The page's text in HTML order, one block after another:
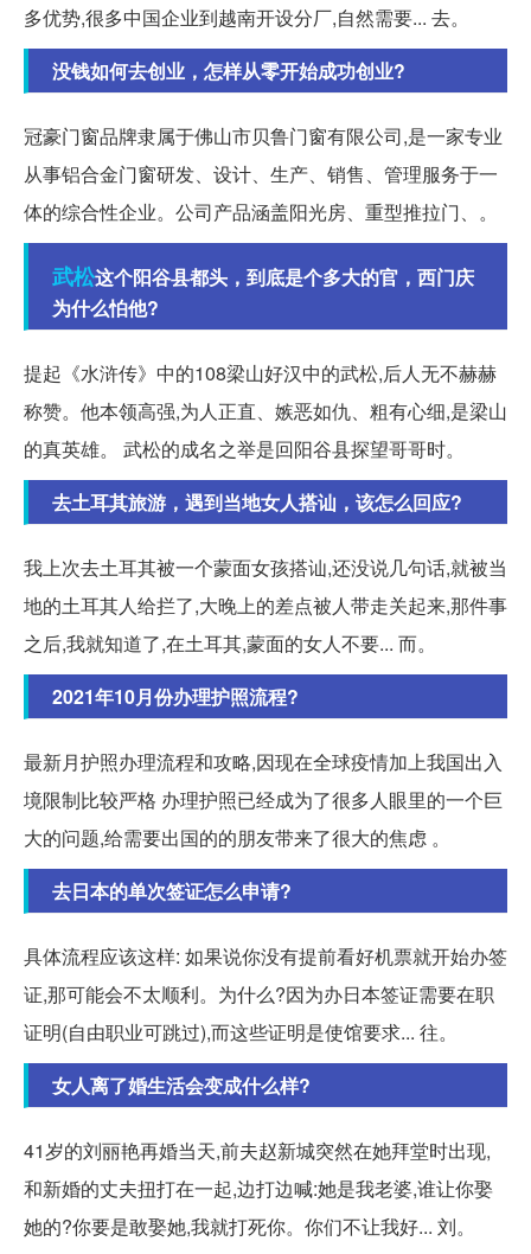
多优势,很多中国企业到越南开设分厂,自然需要... 去。
没钱如何去创业，怎样从零开始成功创业?
冠豪门窗品牌隶属于佛山市贝鲁门窗有限公司,是一家专业
从事铝合金门窗研发、设计、生产、销售、管理服务于一
体的综合性企业。公司产品涵盖阳光房、重型推拉门、。
武松这个阳谷县都头，到底是个多大的官，西门庆
为什么怕他?
提起《水浒传》中的108梁山好汉中的武松,后人无不赫赫
称赞。他本领高强,为人正直、嫉恶如仇、粗有心细,是梁山
的真英雄。 武松的成名之举是回阳谷县探望哥哥时。
去土耳其旅游，遇到当地女人搭讪，该怎么回应?
我上次去土耳其被一个蒙面女孩搭讪,还没说几句话,就被当
地的土耳其人给拦了,大晚上的差点被人带走关起来,那件事
之后,我就知道了,在土耳其,蒙面的女人不要... 而。
2021年10月份办理护照流程?
最新月护照办理流程和攻略,因现在全球疫情加上我国出入
境限制比较严格 办理护照已经成为了很多人眼里的一个巨
大的问题,给需要出国的的朋友带来了很大的焦虑 。
去日本的单次签证怎么申请?
具体流程应该这样: 如果说你没有提前看好机票就开始办签
证,那可能会不太顺利。为什么?因为办日本签证需要在职
证明(自由职业可跳过),而这些证明是使馆要求... 往。
女人离了婚生活会变成什么样?
41岁的刘丽艳再婚当天,前夫赵新城突然在她拜堂时出现,
和新婚的丈夫扭打在一起,边打边喊:她是我老婆,谁让你娶
她的?你要是敢娶她,我就打死你。你们不让我好... 刘。